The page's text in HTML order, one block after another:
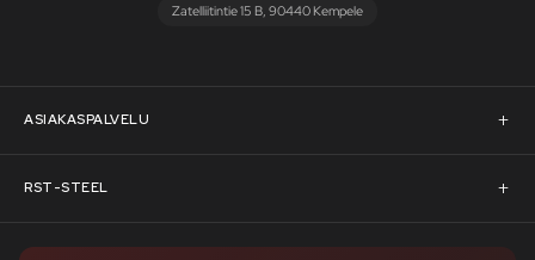
Zatelliitintie 15 B, 90440 Kempele
ASIAKASPALVELU
Asiakaspalvelu
Pyydä tarjous
RST-STEEL
RST-Steelin tarina